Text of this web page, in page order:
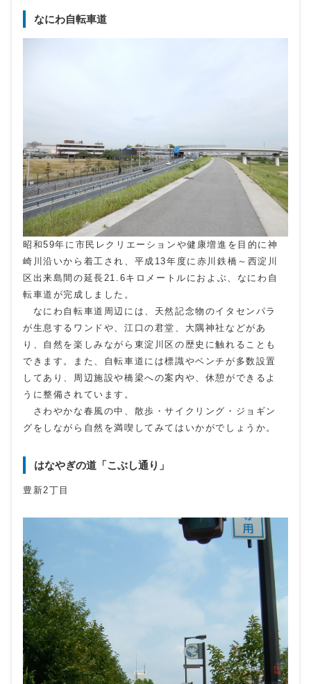
なにわ自転車道
昭和59年に市民レクリエーションや健康増進を目的に神
崎川沿いから着工され、平成13年度に赤川鉄橋～西淀川
区出来島間の延長21.6キロメートルにおよぶ、なにわ自
転車道が完成しました。
なにわ自転車道周辺には、天然記念物のイタセンパラ
が生息するワンドや、江口の君堂、大隅神社などがあ
り、自然を楽しみながら東淀川区の歴史に触れることも
できます。また、自転車道には標識やベンチが多数設置
してあり、周辺施設や橋梁への案内や、休憩ができるよ
うに整備されています。
さわやかな春風の中、散歩・サイクリング・ジョギン
グをしながら自然を満喫してみてはいかがでしょうか。
はなやぎの道「こぶし通り」
豊新2丁目